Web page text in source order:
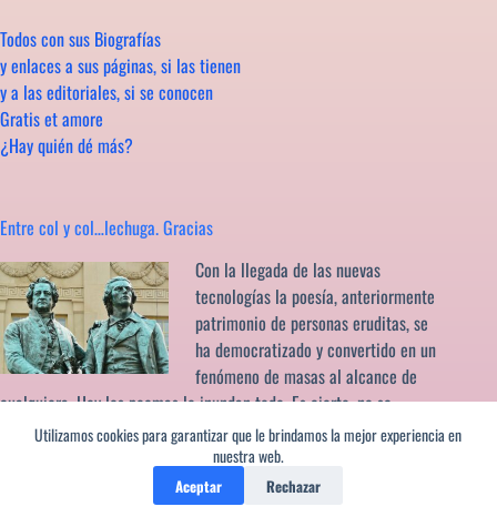
Utilizamos cookies para garantizar que le brindamos la mejor experiencia en
nuestra web.
Aceptar Rechazar
Todos con sus Biografías
y enlaces a sus páginas, si las tienen
y a las editoriales, si se conocen
Gratis et amore
¿Hay quién dé más?
Entre col y col…lechuga. Gracias
Con la llegada de las nuevas
tecnologías la poesía, anteriormente
patrimonio de personas eruditas, se
ha democratizado y convertido en un
fenómeno de masas al alcance de
cualquiera. Hoy los poemas lo inundan todo. Es cierto, no se
venden libros pero esto no debe inducirnos a pensar que no se lee.
Al contrario. Hoy los poetas son como antaño los juglares. Y las
páginas en la red, los pueblos. Y en éste, con ese afán divulgativo,
te ofrecemos una muestra de los mismos. Quede aquí costancia,